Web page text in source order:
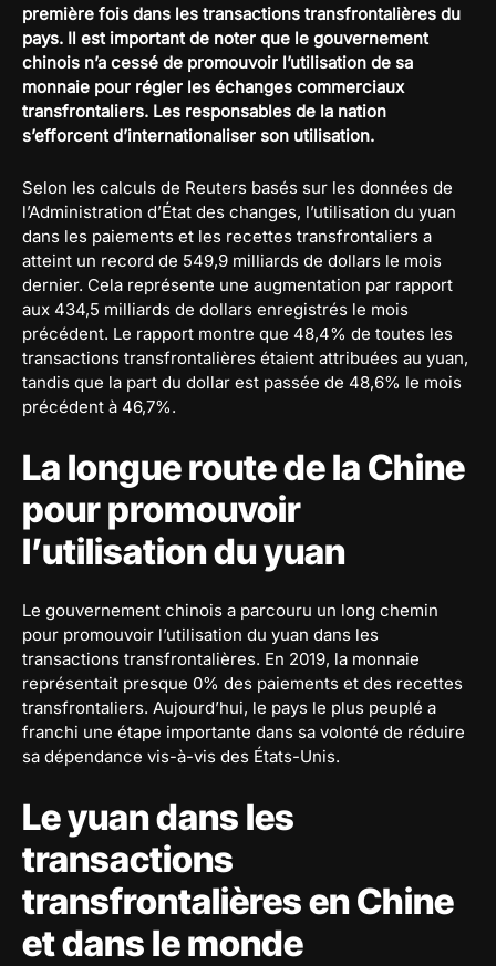
première fois dans les transactions transfrontalières du
pays. Il est important de noter que le gouvernement
chinois n’a cessé de promouvoir l’utilisation de sa
monnaie pour régler les échanges commerciaux
transfrontaliers. Les responsables de la nation
s’efforcent d’internationaliser son utilisation.
Selon les calculs de Reuters basés sur les données de
l’Administration d’État des changes, l’utilisation du yuan
dans les paiements et les recettes transfrontaliers a
atteint un record de 549,9 milliards de dollars le mois
dernier. Cela représente une augmentation par rapport
aux 434,5 milliards de dollars enregistrés le mois
précédent. Le rapport montre que 48,4% de toutes les
transactions transfrontalières étaient attribuées au yuan,
tandis que la part du dollar est passée de 48,6% le mois
précédent à 46,7%.
La longue route de la Chine
pour promouvoir
l’utilisation du yuan
Le gouvernement chinois a parcouru un long chemin
pour promouvoir l’utilisation du yuan dans les
transactions transfrontalières. En 2019, la monnaie
représentait presque 0% des paiements et des recettes
transfrontaliers. Aujourd’hui, le pays le plus peuplé a
franchi une étape importante dans sa volonté de réduire
sa dépendance vis-à-vis des États-Unis.
Le yuan dans les
transactions
transfrontalières en Chine
et dans le monde